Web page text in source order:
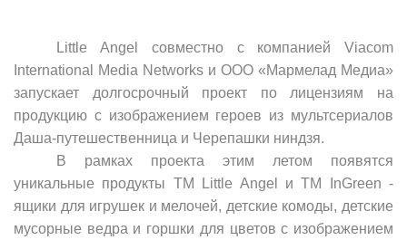
Little Angel совместно с компаниейViacom
International
Media Networks и ООО «Мармелад Медиа»
запускает долгосрочный проект по лицензиям на
продукцию с изображением героев из мультсериалов
Даша-путешественница и Черепашки ниндзя.
В рамках проекта этим летом появятся
уникальные продукты ТМ Little Angel и ТМ InGreen -
ящики для игрушек и мелочей, детские комоды, детские
мусорные ведра и горшки для цветов с изображением